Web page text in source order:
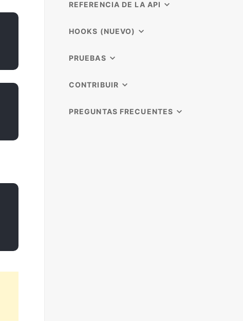
REFERENCIA DE LA API
HOOKS (NUEVO)
PRUEBAS
CONTRIBUIR
PREGUNTAS FRECUENTES